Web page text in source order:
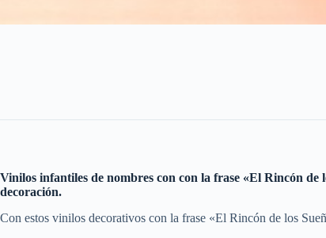
Vinilos infantiles de nombres con con la frase «El Rincón
decoración.
Con estos vinilos decorativos con la frase «El Rincón de los